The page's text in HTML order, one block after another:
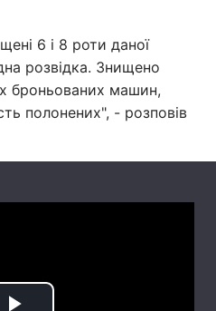
6 і 8 роти даної
розвідка. Знищено
броньованих машин,
полонених", - розповів